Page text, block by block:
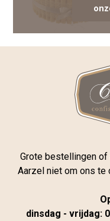
Grote bestellingen of
Aarzel niet om ons te
dinsdag - vrijdag: